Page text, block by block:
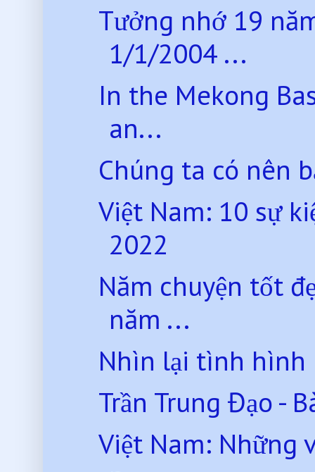
Tưởng nhớ 19
1/1/2004 ...
In the Mekong
an...
Chúng ta có nên
Việt Nam: 10 sự
2022
Năm chuyện tốt
năm ...
Nhìn lại tình hình
Trần Trung Đạo -
Việt Nam: Những